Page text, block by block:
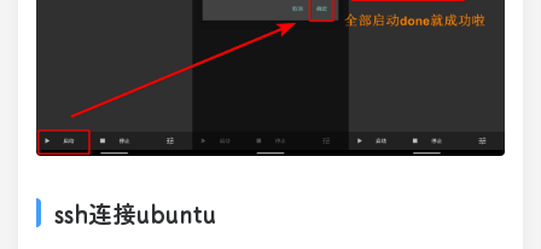
ssh连接ubuntu